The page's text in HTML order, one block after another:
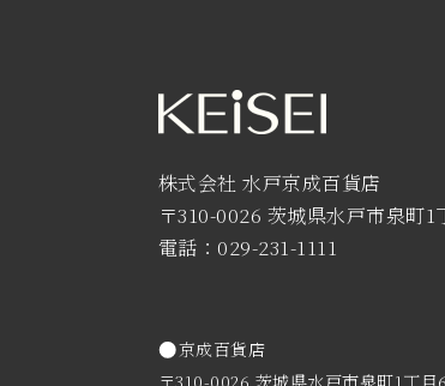
株式会社 水戸京成百貨店
〒310-0026 茨城県水戸市泉町1
電話：029-231-1111
京成百貨店
〒310-0026 茨城県水戸市泉町1丁目